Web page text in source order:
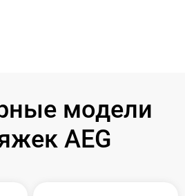
модели
AEG